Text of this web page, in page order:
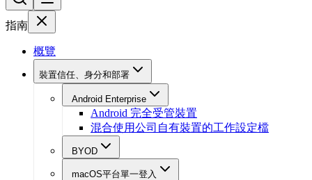
指南
概覽
裝置信任、身分和部署
Android Enterprise
Android 完全受管裝置
混合使用公司自有裝置的工作設定檔
BYOD
macOS平台單一登入